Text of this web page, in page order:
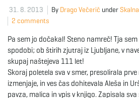
31. 8. 2013 By Drago Večerič under
2 comments
Pa sem jo dočakal! Steno namreč! Tja
spodobi; ob štirih zjutraj iz Ljubljane, v
skupaj naštejeva 111 let!
Skoraj poletela sva v smer, presolirala
izmenjaje, in ves čas dohitevala Aleša in
pavza, malica in vpis v knjigo. Zapisala